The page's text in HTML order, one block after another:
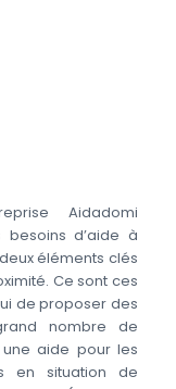
Aidadomi
d’aide à
éléments clés
Ce sont ces
de proposer des
nombre de
aide pour les
en situation de